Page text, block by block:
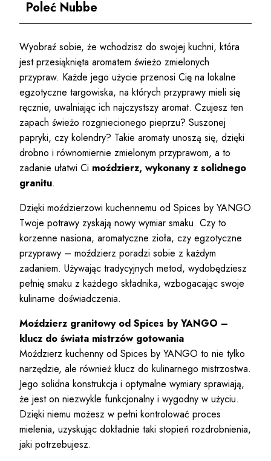
Poleć Nubbe
Wyobraź sobie, że wchodzisz do swojej kuchni, która
jest przesiąknięta aromatem świeżo zmielonych
przypraw. Każde jego użycie przenosi Cię na lokalne
egzotyczne targowiska, na których przyprawy mieli się
ręcznie, uwalniając ich najczystszy aromat. Czujesz ten
zapach świeżo rozgniecionego pieprzu? Suszonej
papryki, czy kolendry? Takie aromaty unoszą się, dzięki
drobno i równomiernie zmielonym przyprawom, a to
zadanie ułatwi Ci moździerz, wykonany z solidnego
granitu.
Dzięki moździerzowi kuchennemu od Spices by YANGO
Twoje potrawy zyskają nowy wymiar smaku. Czy to
korzenne nasiona, aromatyczne zioła, czy egzotyczne
przyprawy – moździerz poradzi sobie z każdym
zadaniem. Używając tradycyjnych metod, wydobędziesz
pełnię smaku z każdego składnika, wzbogacając swoje
kulinarne doświadczenia.
Moździerz granitowy od Spices by YANGO –
klucz do świata mistrzów gotowania
Moździerz kuchenny od Spices by YANGO to nie tylko
narzędzie, ale również klucz do kulinarnego mistrzostwa.
Jego solidna konstrukcja i optymalne wymiary sprawiają,
że jest on niezwykle funkcjonalny i wygodny w użyciu.
Dzięki niemu możesz w pełni kontrolować proces
mielenia, uzyskując dokładnie taki stopień rozdrobnienia,
jaki potrzebujesz.